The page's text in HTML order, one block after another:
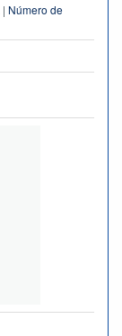
| Número de